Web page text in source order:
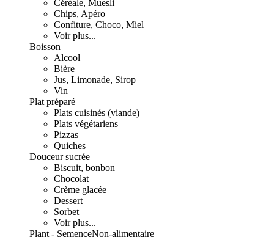
Céréale, Muesli
Chips, Apéro
Confiture, Choco, Miel
Voir plus...
Boisson
Alcool
Bière
Jus, Limonade, Sirop
Vin
Plat préparé
Plats cuisinés (viande)
Plats végétariens
Pizzas
Quiches
Douceur sucrée
Biscuit, bonbon
Chocolat
Crème glacée
Dessert
Sorbet
Voir plus...
Plant - SemenceNon-alimentaire